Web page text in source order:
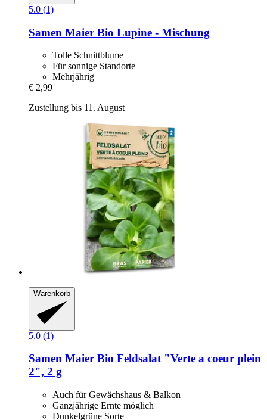
5.0 (1)
Samen Maier Bio Lupine -​ Mischung
Tolle Schnittblume
Für sonnige Standorte
Mehrjährig
€ 2,99
Zustellung bis 11. August
Warenkorb
5.0 (1)
Samen Maier Bio Feldsalat "Verte a coeur plein
2", 2 g
Auch für Gewächshaus & Balkon
Ganzjährige Ernte möglich
Dunkelgrüne Sorte